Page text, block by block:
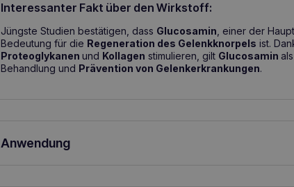
Interessanter Fakt über den Wirkstoff:
Jüngste Studien bestätigen, dass Glucosamin , einer der
Bedeutung für die Regeneration des Gelenkknorpels ist.
Proteoglykanen und Kollagen stimulieren, gilt Glucosamin
Behandlung und Prävention von Gelenkerkrankungen.
Anwendung